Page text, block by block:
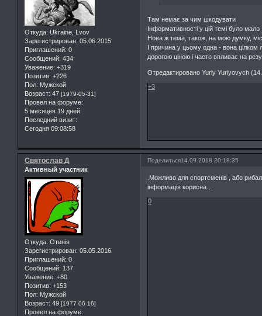
Откуда: Ukraine, Lvov
Зарегистрирован: 05.06.2015
Приглашений: 0
Сообщений: 434
Уважение: +319
Позитив: +226
Пол: Мужской
Возраст: 47 [1979-05-31]
Провел на форуме:
5 месяцев 19 дней
Последний визит:
Сегодня 09:08:58
Там немає за чим шкодувати
Інформативності у цій темі було мало
Нова ж тема, також, на мою думку,
І причина у цьому одна - вона цілком
дорогою ціною і часто впливає на
Отредактировано Yuriy Yuriyovych
+3
Поделиться14.09.2018 20:18:35
Святослав Д
Активный участник
Откуда: Отинія
Зарегистрирован: 05.05.2016
Приглашений: 0
Сообщений: 137
Уважение: +80
Позитив: +153
Пол: Мужской
Возраст: 49 [1977-06-16]
Провел на форуме:
.Можливо для спортсменів , або
інформація корисна...
0